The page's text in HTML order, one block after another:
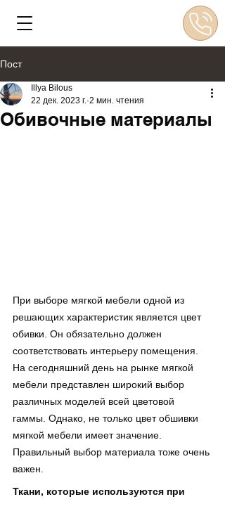
Пост
Обивочные материалы
Illya Bilous
22 дек. 2023 г. 2 мин. чтения
При выборе мягкой мебели одной из
решающих характеристик является цвет
обивки. Он обязательно должен
соответствовать интерьеру помещения.
На сегодняшний день на рынке мягкой
мебели представлен широкий выбор
различных моделей всей цветовой
гаммы. Однако, не только цвет обшивки
мягкой мебели имеет значение.
Правильный выбор материала тоже очень
важен.
Ткани, которые используются при